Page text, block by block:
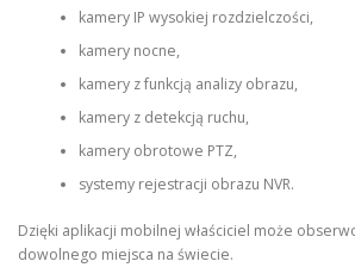
kamery IP wysokiej rozdzielczości,
kamery nocne,
kamery z funkcją analizy obrazu,
kamery z detekcją ruchu,
kamery obrotowe PTZ,
systemy rejestracji obrazu NVR.
Dzięki aplikacji mobilnej właściciel może
dowolnego miejsca na świecie.